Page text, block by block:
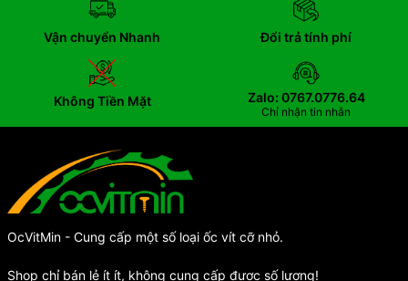
Vận chuyển Nhanh Đổi trả tính phí
Không Tiền Mặt Zalo: 0767.0776.64
Chỉ nhận tin nhắn
OcVitMin - Cung cấp một số loại ốc vít cỡ nhỏ.
Shop chỉ bán lẻ ít ít, không cung cấp được số lượng!